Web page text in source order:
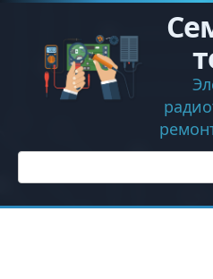
Перейти
контенту
Поиск: